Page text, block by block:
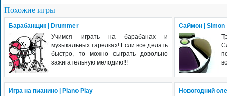
Похожие игры
Барабанщик | Drummer
Учимся играть на барабанах и
музыкальных тарелках! Если все делать
быстро, то можно сыграть довольно
зажигательную мелодию!!!
Саймон | Simon
Игра на пианино | Piano Play
Новогодний